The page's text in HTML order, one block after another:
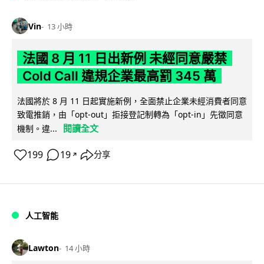
Vin 13 小時
法國 8 月 11 日出新例 未經同意嚴禁
Cold Call 違規企業最高罰 345 萬
法國將於 8 月 11 日起實施新例，全面禁止企業未經消費者同意
致電推銷，由「opt-out」拒接登記制轉為「opt-in」先徵同意
機制。違...
閱讀全文
199 19 ↗ 分享
人工智能
Lawton 14 小時